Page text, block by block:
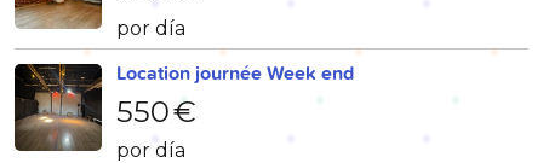
por día
Location journée Week end
550 €
por día